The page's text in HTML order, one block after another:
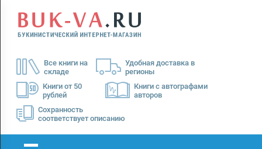
Все книги на
складе
Удобная доставка в
регионы
Книги от 50
рублей
Книги с автографами
авторов
Сохранность
соответствует описанию
Menu
Доставка
Оплата